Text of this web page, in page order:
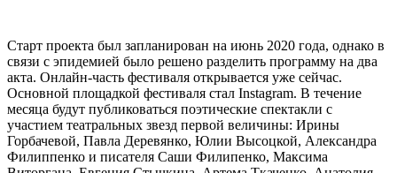
Старт проекта был запланирован на июнь 2020 года, однако в
связи с эпидемией было решено разделить программу на два
акта. Онлайн-часть фестиваля открывается уже сейчас.
Основной площадкой фестиваля стал Instagram. В течение
месяца будут публиковаться поэтические спектакли с
участием театральных звезд первой величины: Ирины
Горбачевой, Павла Деревянко, Юлии Высоцкой, Александра
Филиппенко и писателя Саши Филипенко, Максима